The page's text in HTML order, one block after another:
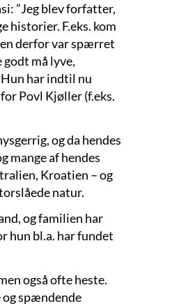
”Jeg blev forfatter,
historier. F.eks. kom
derfor var spærret
godt må lyve,
har indtil nu
Povl Kjøller (f.eks.
og da hendes
mange af hendes
Kroatien – og
natur.
og familien har
hun bl.a. har fundet
også ofte heste.
og spændende